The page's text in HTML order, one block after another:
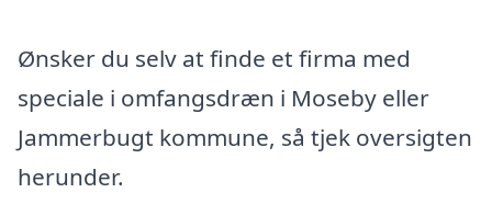
Ønsker du selv at finde et firma med
speciale i omfangsdræn i Moseby eller
Jammerbugt kommune, så tjek oversigten
herunder.